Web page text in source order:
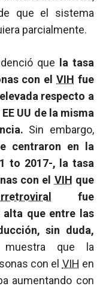
que el sistema
parcialmente.
que
la tasa
con elVIH fue
respecto a
UU de la misma
Sin embargo,
centraron en la
to 2017-, la tasa
con el VIH que
fue
alta que entre las
sin duda,
que la
con el VIH en
aumentando con